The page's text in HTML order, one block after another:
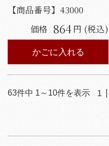
【商品番号】 43000
価格 864円 (税込)
かごに入れる
63件中 1 ～ 10件を表示 1